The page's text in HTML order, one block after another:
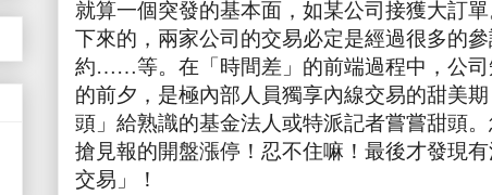
就算一個突發的基本面，如某公司接獲大訂
下來的，兩家公司的交易必定是經過很多的
約……等。在「時間差」的前端過程中，公司
的前夕，是極內部人員獨享內線交易的甜美
頭」給熟識的基金法人或特派記者嘗嘗甜頭
搶見報的開盤漲停！忍不住嘛！最後才發現
交易」！